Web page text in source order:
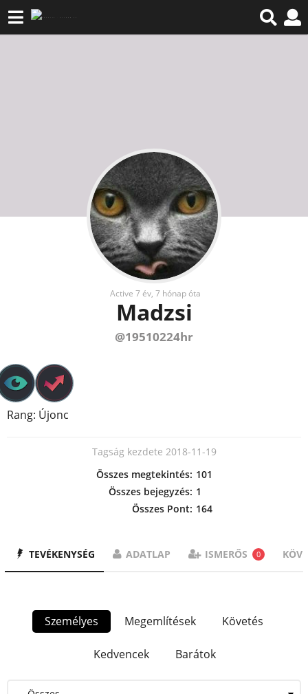
Active 7 év, 7 hónap óta
Madzsi
@19510224hr
Rang: Újonc
Tagság kezdete 2018-11-19
Összes megtekintés: 101
Összes bejegyzés: 1
Összes Pont: 164
TEVÉKENYSÉG ADATLAP ISMERŐS 0
Személyes Megemlítések Követés
Kedvencek Barátok